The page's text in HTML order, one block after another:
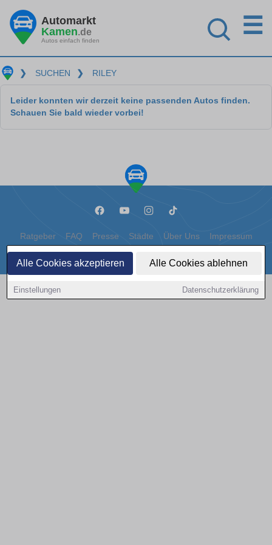
Alle Cookies akzeptieren Alle Cookies ablehnen
Einstellungen Datenschutzerklärung
Automarkt
Kamen.de
Autos einfach finden
☰
❯ SUCHEN ❯ RILEY
Leider konnten wir derzeit keine passenden Autos finden.
Schauen Sie bald wieder vorbei!
Ratgeber FAQ Presse Städte Über Uns Impressum
Datenschutz Cookies
Copyright © 2000 - 2026 | 1A Infosysteme GmbH | Content by: 1a-sites-autos